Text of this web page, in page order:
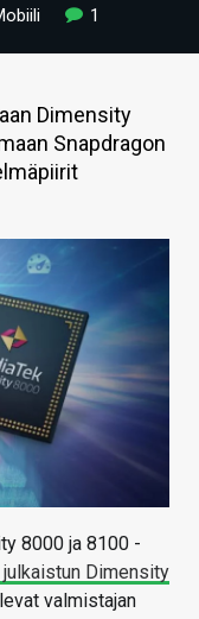
1
Dimensity
Snapdragon
8000 ja 8100 -
Dimensity
valmistajan